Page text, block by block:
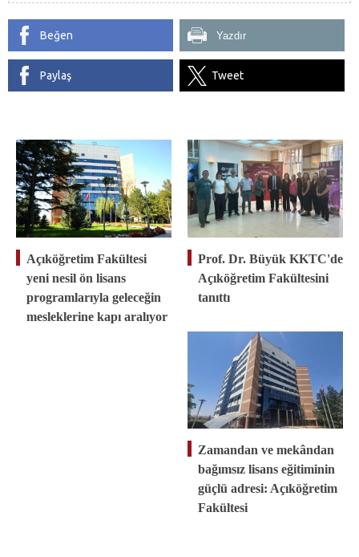
Beğen Yazdır
Paylaş Tweet
Açıköğretim Fakültesi
yeni nesil ön lisans
programlarıyla geleceğin
mesleklerine kapı aralıyor
Prof. Dr. Büyük KKTC'de
Açıköğretim Fakültesini
tanıttı
Zamandan ve mekândan
bağımsız lisans eğitiminin
güçlü adresi: Açıköğretim
Fakültesi